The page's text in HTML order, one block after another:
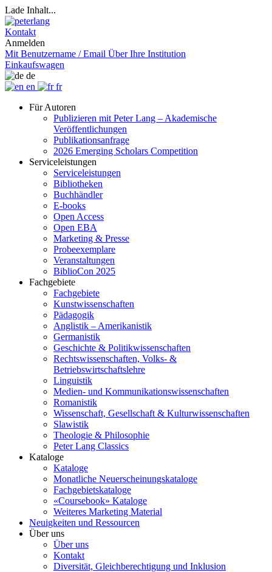
Lade Inhalt...
Kontakt
Anmelden
Mit Benutzername / Email Über Ihre Institution
Einkaufswagen
de
en
fr
Für Autoren
Publizieren mit Peter Lang – Akademische
Veröffentlichungen
Publikationsanfrage
2026 Emerging Scholars Competition
Serviceleistungen
Serviceleistungen
Bibliotheken
Buchhändler
E-books
Open Access
Open EBA
Marketing & Presse
Probeexemplare
Veranstaltungen
BiblioCon 2025
Fachgebiete
Fachgebiete
Kunstwissenschaften
Pädagogik
Anglistik – Amerikanistik
Germanistik
Geschichte & Politikwissenschaften
Rechtswissenschaften, Volks- &
Betriebswirtschaftslehre
Linguistik
Medien- und Kommunikationswissenschaften
Romanistik
Wissenschaft, Gesellschaft & Kulturwissenschaften
Slawistik
Theologie & Philosophie
Peter Lang Classics
Kataloge
Kataloge
Monatliche Neuerscheinungskataloge
Fachgebietskataloge
«Coursebook» Kataloge
Weiteres Marketing Material
Neuigkeiten und Ressourcen
Über uns
Über uns
Kontakt
Diversität, Gleichberechtigung und Inklusion